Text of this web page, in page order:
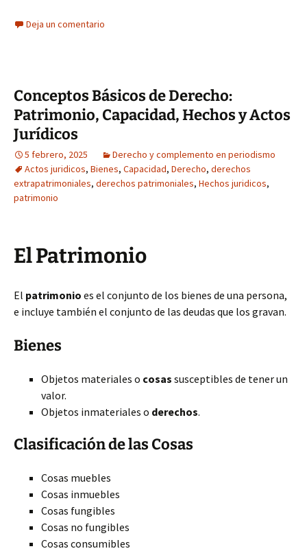
Deja un comentario
Conceptos Básicos de Derecho:
Patrimonio, Capacidad, Hechos y Actos
Jurídicos
5 febrero, 2025
Derecho y complemento en periodismo
Actos juridicos, Bienes, Capacidad, Derecho, derechos
extrapatrimoniales, derechos patrimoniales, Hechos juridicos,
patrimonio
El Patrimonio
El patrimonio es el conjunto de los bienes de una persona,
e incluye también el conjunto de las deudas que los gravan.
Bienes
Objetos materiales o cosas susceptibles de tener un
valor.
Objetos inmateriales o derechos.
Clasificación de las Cosas
Cosas muebles
Cosas inmuebles
Cosas fungibles
Cosas no fungibles
Cosas consumibles